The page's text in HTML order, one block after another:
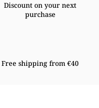
Discount on your next
purchase
Free shipping from €40